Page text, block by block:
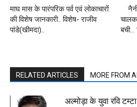
माघ मास के पारंपरिक पर्व एवं लोकाचारों
की विशेष जानकारी.. विशेष- राजीव
पांडे(खीमदा)..
बची…
RELATED ARTICLES MORE FROM
अल्मोड़ा के युवा रवि